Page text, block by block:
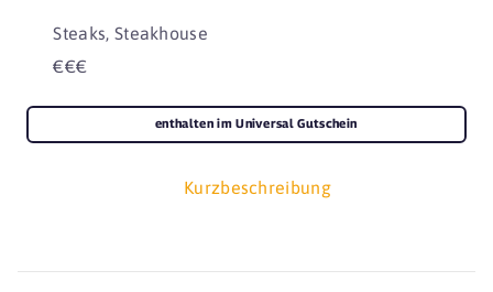
Steaks, Steakhouse
€€€
Kurzbeschreibung
enthalten im Universal Gutschein